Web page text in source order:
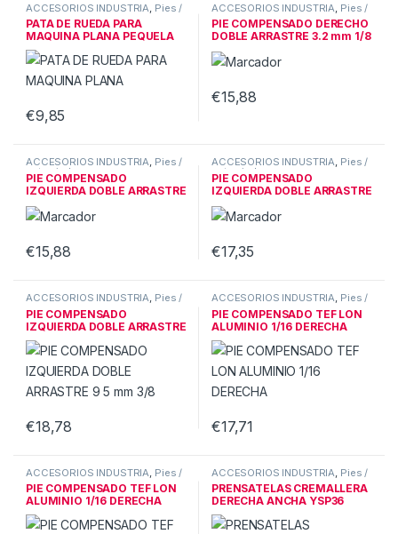
ACCESORIOS INDUSTRIA Pies /
patas ind.
PATA DE RUEDA PARA
MAQUINA PLANA PEQUELA
€9,85
ACCESORIOS INDUSTRIA Pies /
patas ind.
PIE COMPENSADO DERECHO
DOBLE ARRASTRE 3.2 mm 1/8
€15,88
ACCESORIOS INDUSTRIA, Pies /
patas ind.
PIE COMPENSADO
IZQUIERDA DOBLE ARRASTRE
3.2 mm 1/8
€15,88
ACCESORIOS INDUSTRIA, Pies /
patas ind.
PIE COMPENSADO
IZQUIERDA DOBLE ARRASTRE
8 mm 5/16
€17,35
ACCESORIOS INDUSTRIA, Pies /
patas ind.
PIE COMPENSADO
IZQUIERDA DOBLE ARRASTRE
9.5 mm 3/8
€18,78
ACCESORIOS INDUSTRIA, Pies /
patas ind.
PIE COMPENSADO TEF LON
ALUMINIO 1/16 DERECHA
€17,71
ACCESORIOS INDUSTRIA Pies /
patas ind.
PIE COMPENSADO TEF LON
ALUMINIO 1/16 DERECHA
ACCESORIOS INDUSTRIA Pies /
patas ind.
PRENSATELAS CREMALLERA
DERECHA ANCHA YSP36